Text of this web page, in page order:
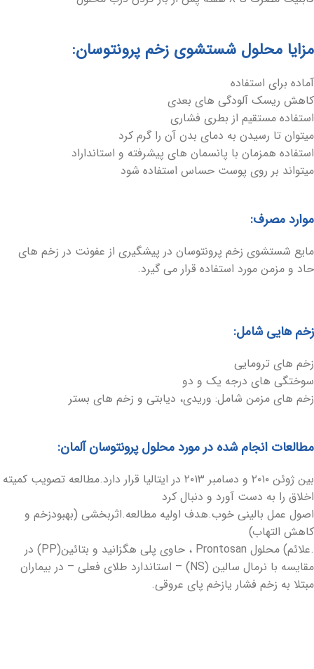
مزایا محلول شستشوی زخم پرونتوسان:
آماده برای استفاده
کاهش ریسک آلودگی های بعدی
استفاده مستقیم از بطری فشاری
میتوان تا رسیدن به دمای بدن آن را گرم کرد
استفاده همزمان با پانسمان های پیشرفته و استانداراد
میتواند بر روی پوست حساس استفاده شود
موارد مصرف:
مایع شستشوی زخم پرونتوسان در پیشگیری از عفونت در زخم های
حاد و مزمن مورد استفاده قرار می گیرد.
زخم هایی شامل:
زخم های ترومایی
سوختگی های درجه یک و دو
زخم های مزمن شامل: وریدی، دیابتی و زخم های بستر
مطالعات انجام شده در مورد محلول پرونتوسان آلمان:
بین ژوئن ۲۰۱۰ و دسامبر ۲۰۱۳ در ایتالیا قرار دارد.مطالعه تصویب کمیته
اخلاق را به دست آورد و دنبال کرد
اصول عمل بالینی خوب.هدف اولیه مطالعه.اثربخشی (بهبودزخم و
کاهش التهاب)
.علائم) محلول Prontosan ، حاوی پلی هگزانید و بتائین(PP) در
مقایسه با نرمال سالین (NS) – استاندارد طلای فعلی – در بیماران
مبتلا به زخم فشار یازخم پای عروقی.